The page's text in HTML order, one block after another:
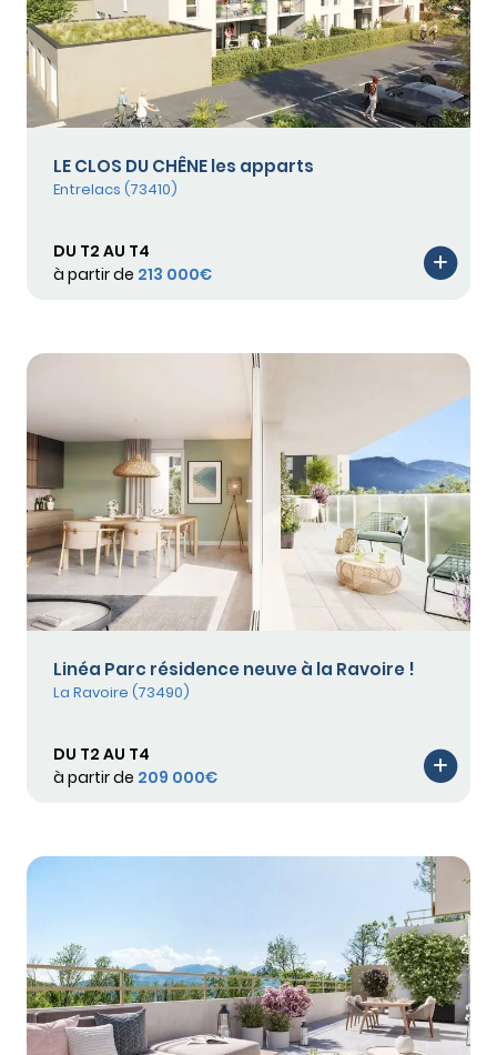
LE CLOS DU CHÊNE les apparts
Entrelacs (73410)
DU T2 AU T4
à partir de 213 000€
Linéa Parc résidence neuve à la Ravoire !
La Ravoire (73490)
DU T2 AU T4
à partir de 209 000€